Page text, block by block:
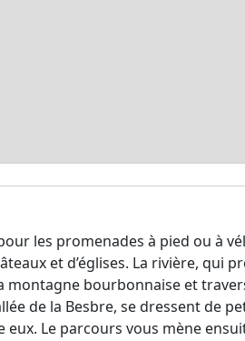
les promenades à pied ou à
et d’églises. La rivière, qui
montagne bourbonnaise et
de la Besbre, se dressent de
eux. Le parcours vous mène